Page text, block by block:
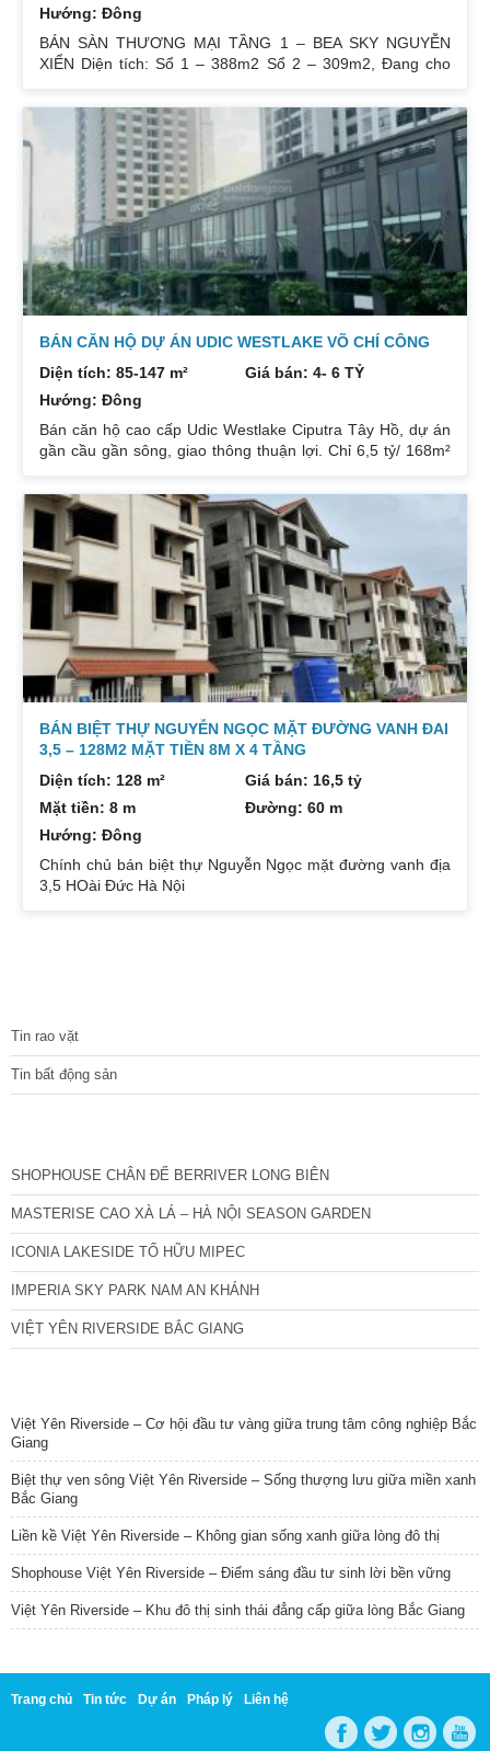
Hướng: Đông
BÁN SÀN THƯƠNG MẠI TẦNG 1 – BEA SKY NGUYỄN
XIỂN Diện tích: Sổ 1 – 388m2 Sổ 2 – 309m2, Đang cho
85tr/m2, Sổ 2 – 75tr/m2.. (đã VAT, ko bao gồm phí sang
tên chuyển nhượng ) Liên hệ : 0832133366
BÁN CĂN HỘ DỰ ÁN UDIC WESTLAKE VÕ CHÍ CÔNG
Diện tích: 85-147 m²
Giá bán: 4- 6 TỶ
Hướng: Đông
Bán căn hộ cao cấp Udic Westlake Ciputra Tây Hồ, dự án
gần cầu gần sông, giao thông thuận lợi. Chỉ 6,5 tỷ/ 168m²
full nội thất. Nhận nhà ở ngay. Chi tiết liên hệ PKD
CĐT: 0989791119 * Tổng quan dự án:Tên dự án: Udic
Westlake. – Diện tích khu đất: 26.978m². – Chủ đầu tư:
Tổng công ty đầu tư phát triển hạ tầng đô thị Udic – Công
ty TNHH một thành viên. – Nhà
BÁN BIỆT THỰ NGUYỄN NGỌC MẶT ĐƯỜNG VANH ĐAI
3,5 – 128M2 MẶT TIỀN 8M X 4 TẦNG
Diện tích: 128 m²
Giá bán: 16,5 tỷ
Mặt tiền: 8 m
Đường: 60 m
Hướng: Đông
Chính chủ bán biệt thự Nguyễn Ngọc mặt đường vanh địa
3,5 HOài Đức Hà Nội
Tin rao vặt
Tin bất động sản
SHOPHOUSE CHÂN ĐẾ BERRIVER LONG BIÊN
MASTERISE CAO XÀ LÁ – HÀ NỘI SEASON GARDEN
ICONIA LAKESIDE TỐ HỮU MIPEC
IMPERIA SKY PARK NAM AN KHÁNH
VIỆT YÊN RIVERSIDE BẮC GIANG
Việt Yên Riverside – Cơ hội đầu tư vàng giữa trung tâm công nghiệp Bắc
Giang
Biệt thự ven sông Việt Yên Riverside – Sống thượng lưu giữa miền xanh
Bắc Giang
Liền kề Việt Yên Riverside – Không gian sống xanh giữa lòng đô thị
Shophouse Việt Yên Riverside – Điểm sáng đầu tư sinh lời bền vững
Việt Yên Riverside – Khu đô thị sinh thái đẳng cấp giữa lòng Bắc Giang
Trang chủ Tin tức Dự án Pháp lý Liên hệ